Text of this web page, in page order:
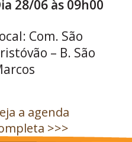
28/06 às 09h00
Com. São
– B. São
a agenda
>>>